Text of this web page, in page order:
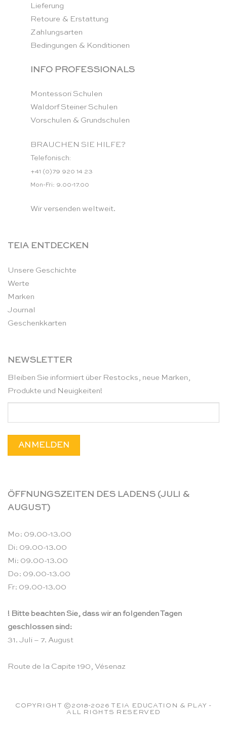
Lieferung
Retoure & Erstattung
Zahlungsarten
Bedingungen & Konditionen
INFO PROFESSIONALS
Montessori Schulen
Waldorf Steiner Schulen
Vorschulen & Grundschulen
BRAUCHEN SIE HILFE?
Telefonisch:
+41 (0)79 920 14 23
Mon-Fri: 9.00-17.00
Wir versenden weltweit.
TEIA ENTDECKEN
Unsere Geschichte
Werte
Marken
Journal
Geschenkkarten
NEWSLETTER
Bleiben Sie informiert über Restocks, neue Marken,
Produkte und Neuigkeiten!
ÖFFNUNGSZEITEN DES LADENS (JULI &
AUGUST)
Mo: 09.00-13.00
Di: 09.00-13.00
Mi: 09.00-13.00
Do: 09.00-13.00
Fr: 09.00-13.00
! Bitte beachten Sie, dass wir an folgenden Tagen
geschlossen sind:
31. Juli – 7. August
Route de la Capite 190, Vésenaz
COPYRIGHT ©2018-2026 TEIA EDUCATION & PLAY -
ALL RIGHTS RESERVED